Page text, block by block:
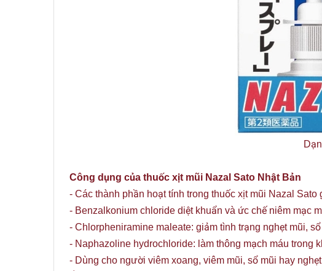
Công dụng của thuốc xịt mũi Nazal Sato Nhật Bản
- Các thành phần hoạt tính trong thuốc xịt mũi Nazal
- Benzalkonium chloride diệt khuẩn và ức chế niêm mạc
- Chlorpheniramine maleate: giảm tình trạng nghẹt mũi,
- Naphazoline hydrochloride: làm thông mạch máu trong
- Dùng cho người viêm xoang, viêm mũi, sổ mũi hay